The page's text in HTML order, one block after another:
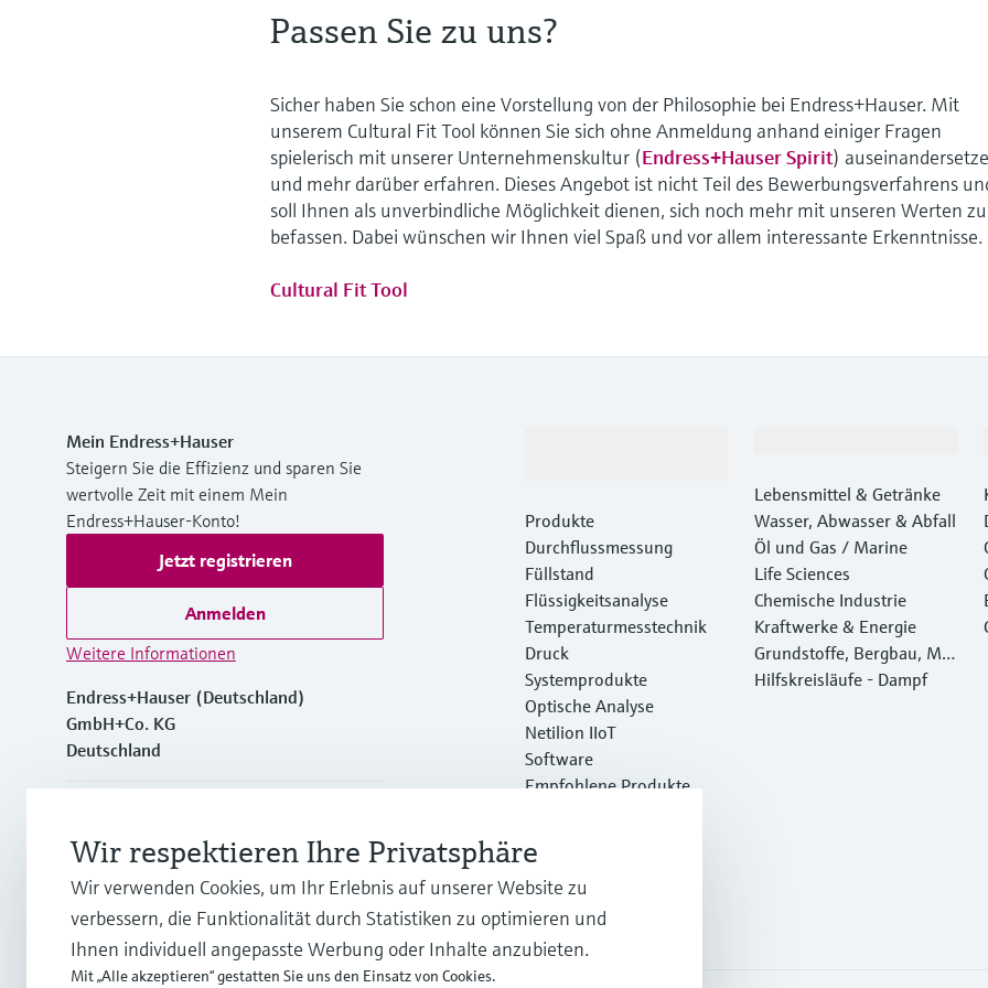
Passen Sie zu uns?
Sicher haben Sie schon eine Vorstellung von der Philosophie bei Endress+Hauser. Mit
unserem Cultural Fit Tool können Sie sich ohne Anmeldung anhand einiger Fragen
spielerisch mit unserer Unternehmenskultur (Endress+Hauser Spirit)
und mehr darüber erfahren. Dieses Angebot ist nicht Teil des Bewerbungsverfahrens
soll Ihnen als unverbindliche Möglichkeit dienen, sich noch mehr mit unseren Werten zu
befassen. Dabei wünschen wir Ihnen viel Spaß und vor allem interessante Erkenntnisse.
Cultural Fit Tool
Mein Endress+Hauser
Steigern Sie die Effizienz und sparen Sie
wertvolle Zeit mit einem Mein
Endress+Hauser-Konto!
Jetzt registrieren
Anmelden
Weitere Informationen
Endress+Hauser (Deutschland)
GmbH+Co. KG
Deutschland
+49 (0)7621 97501
info.de@endress.com
Produkte
Durchflussmessung
Füllstand
Flüssigkeitsanalyse
Temperaturmesstechnik
Druck
Systemprodukte
Optische Analyse
Netilion IIoT
Software
Empfohlene Produkte
Lebensmittel & Getränke
Wasser, Abwasser & Abfall
Öl und Gas / Marine
Life Sciences
Chemische Industrie
Kraftwerke & Energie
Grundstoffe, Bergbau, Met
alle
Hilfskreisläufe - Dampf
Wir respektieren Ihre Privatsphäre
Wir verwenden Cookies, um Ihr Erlebnis auf unserer Website zu
verbessern, die Funktionalität durch Statistiken zu optimieren und
Ihnen individuell angepasste Werbung oder Inhalte anzubieten.
Mit „Alle akzeptieren“ gestatten Sie uns den Einsatz von Cookies.